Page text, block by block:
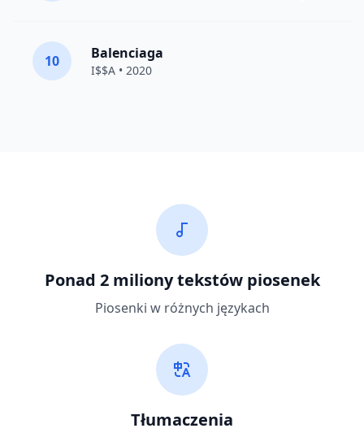
10 Balenciaga
I$$A • 2020
Ponad 2 miliony tekstów piosenek
Piosenki w różnych językach
Tłumaczenia